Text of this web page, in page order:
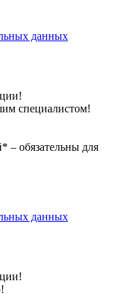
данных
специалистом!
– обязательны для
данных